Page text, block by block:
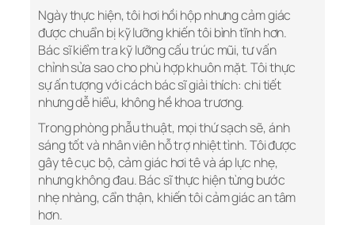
Ngày thực hiện, tôi hơi hồi hộp nhưng cảm giác
được chuẩn bị kỹ lưỡng khiến tôi bình tĩnh hơn.
Bác sĩ kiểm tra kỹ lưỡng cấu trúc mũi, tư vấn
chỉnh sửa sao cho phù hợp khuôn mặt. Tôi thực
sự ấn tượng với cách bác sĩ giải thích: chi tiết
nhưng dễ hiểu, không hề khoa trương.
Trong phòng phẫu thuật, mọi thứ sạch sẽ, ánh
sáng tốt và nhân viên hỗ trợ nhiệt tình. Tôi được
gây tê cục bộ, cảm giác hơi tê và áp lực nhẹ,
nhưng không đau. Bác sĩ thực hiện từng bước
nhẹ nhàng, cẩn thận, khiến tôi cảm giác an tâm
hơn.